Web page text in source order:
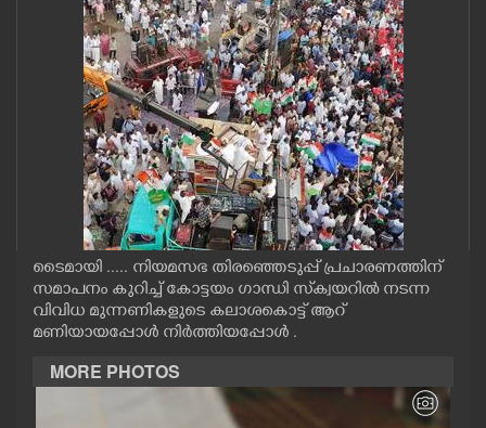
OPINION
PHOTOS
LIFESTYLE
SPIRITUAL
INFO+
ടൈമായി ..... നിയമസഭ തിരഞ്ഞെടുപ്പ് പ്രചാരണത്തിന്
സമാപനം കുറിച്ച് കോട്ടയം ഗാന്ധി സ്‌ക്വയറിൽ നടന്ന
വിവിധ മുന്നണികളുടെ കലാശകൊട്ട് ആറ്
മണിയായപ്പോൾ നിർത്തിയപ്പോൾ .
MORE PHOTOS